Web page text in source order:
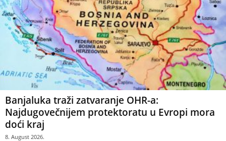
Banjaluka traži zatvaranje OHR-a:
Najdugovečnijem protektoratu u Evropi mora
doći kraj
8. August 2026.